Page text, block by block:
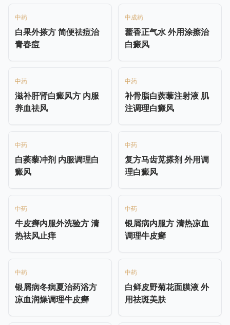
中药
白果外搽方 简便祛痘治
青春痘
中成药
藿香正气水 外用涂擦治
白癜风
中药
滋补肝肾白癜风方 内服
养血祛风
中药
补骨脂白蒺藜注射液 肌
注调理白癜风
中药
白蒺藜冲剂 内服调理白
癜风
中药
复方马齿苋搽剂 外用调
理白癜风
中药
牛皮癣内服外洗验方 清
热祛风止痒
中药
银屑病内服方 清热凉血
调理牛皮癣
中药
银屑病冬病夏治药浴方
凉血润燥调理牛皮癣
中药
白鲜皮野菊花面膜液 外
用祛斑美肤